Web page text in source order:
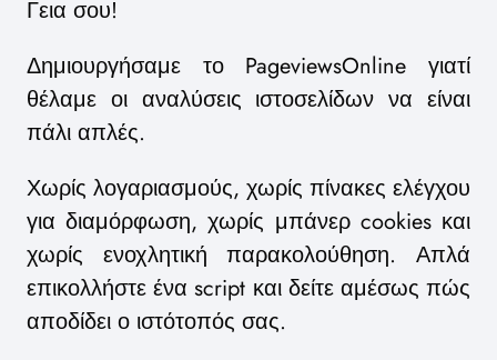
Γεια σου!
Δημιουργήσαμε το PageviewsOnline γιατί
θέλαμε οι αναλύσεις ιστοσελίδων να είναι
πάλι απλές.
Χωρίς λογαριασμούς, χωρίς πίνακες ελέγχου
για διαμόρφωση, χωρίς μπάνερ cookies και
χωρίς ενοχλητική παρακολούθηση. Απλά
επικολλήστε ένα script και δείτε αμέσως πώς
αποδίδει ο ιστότοπός σας.